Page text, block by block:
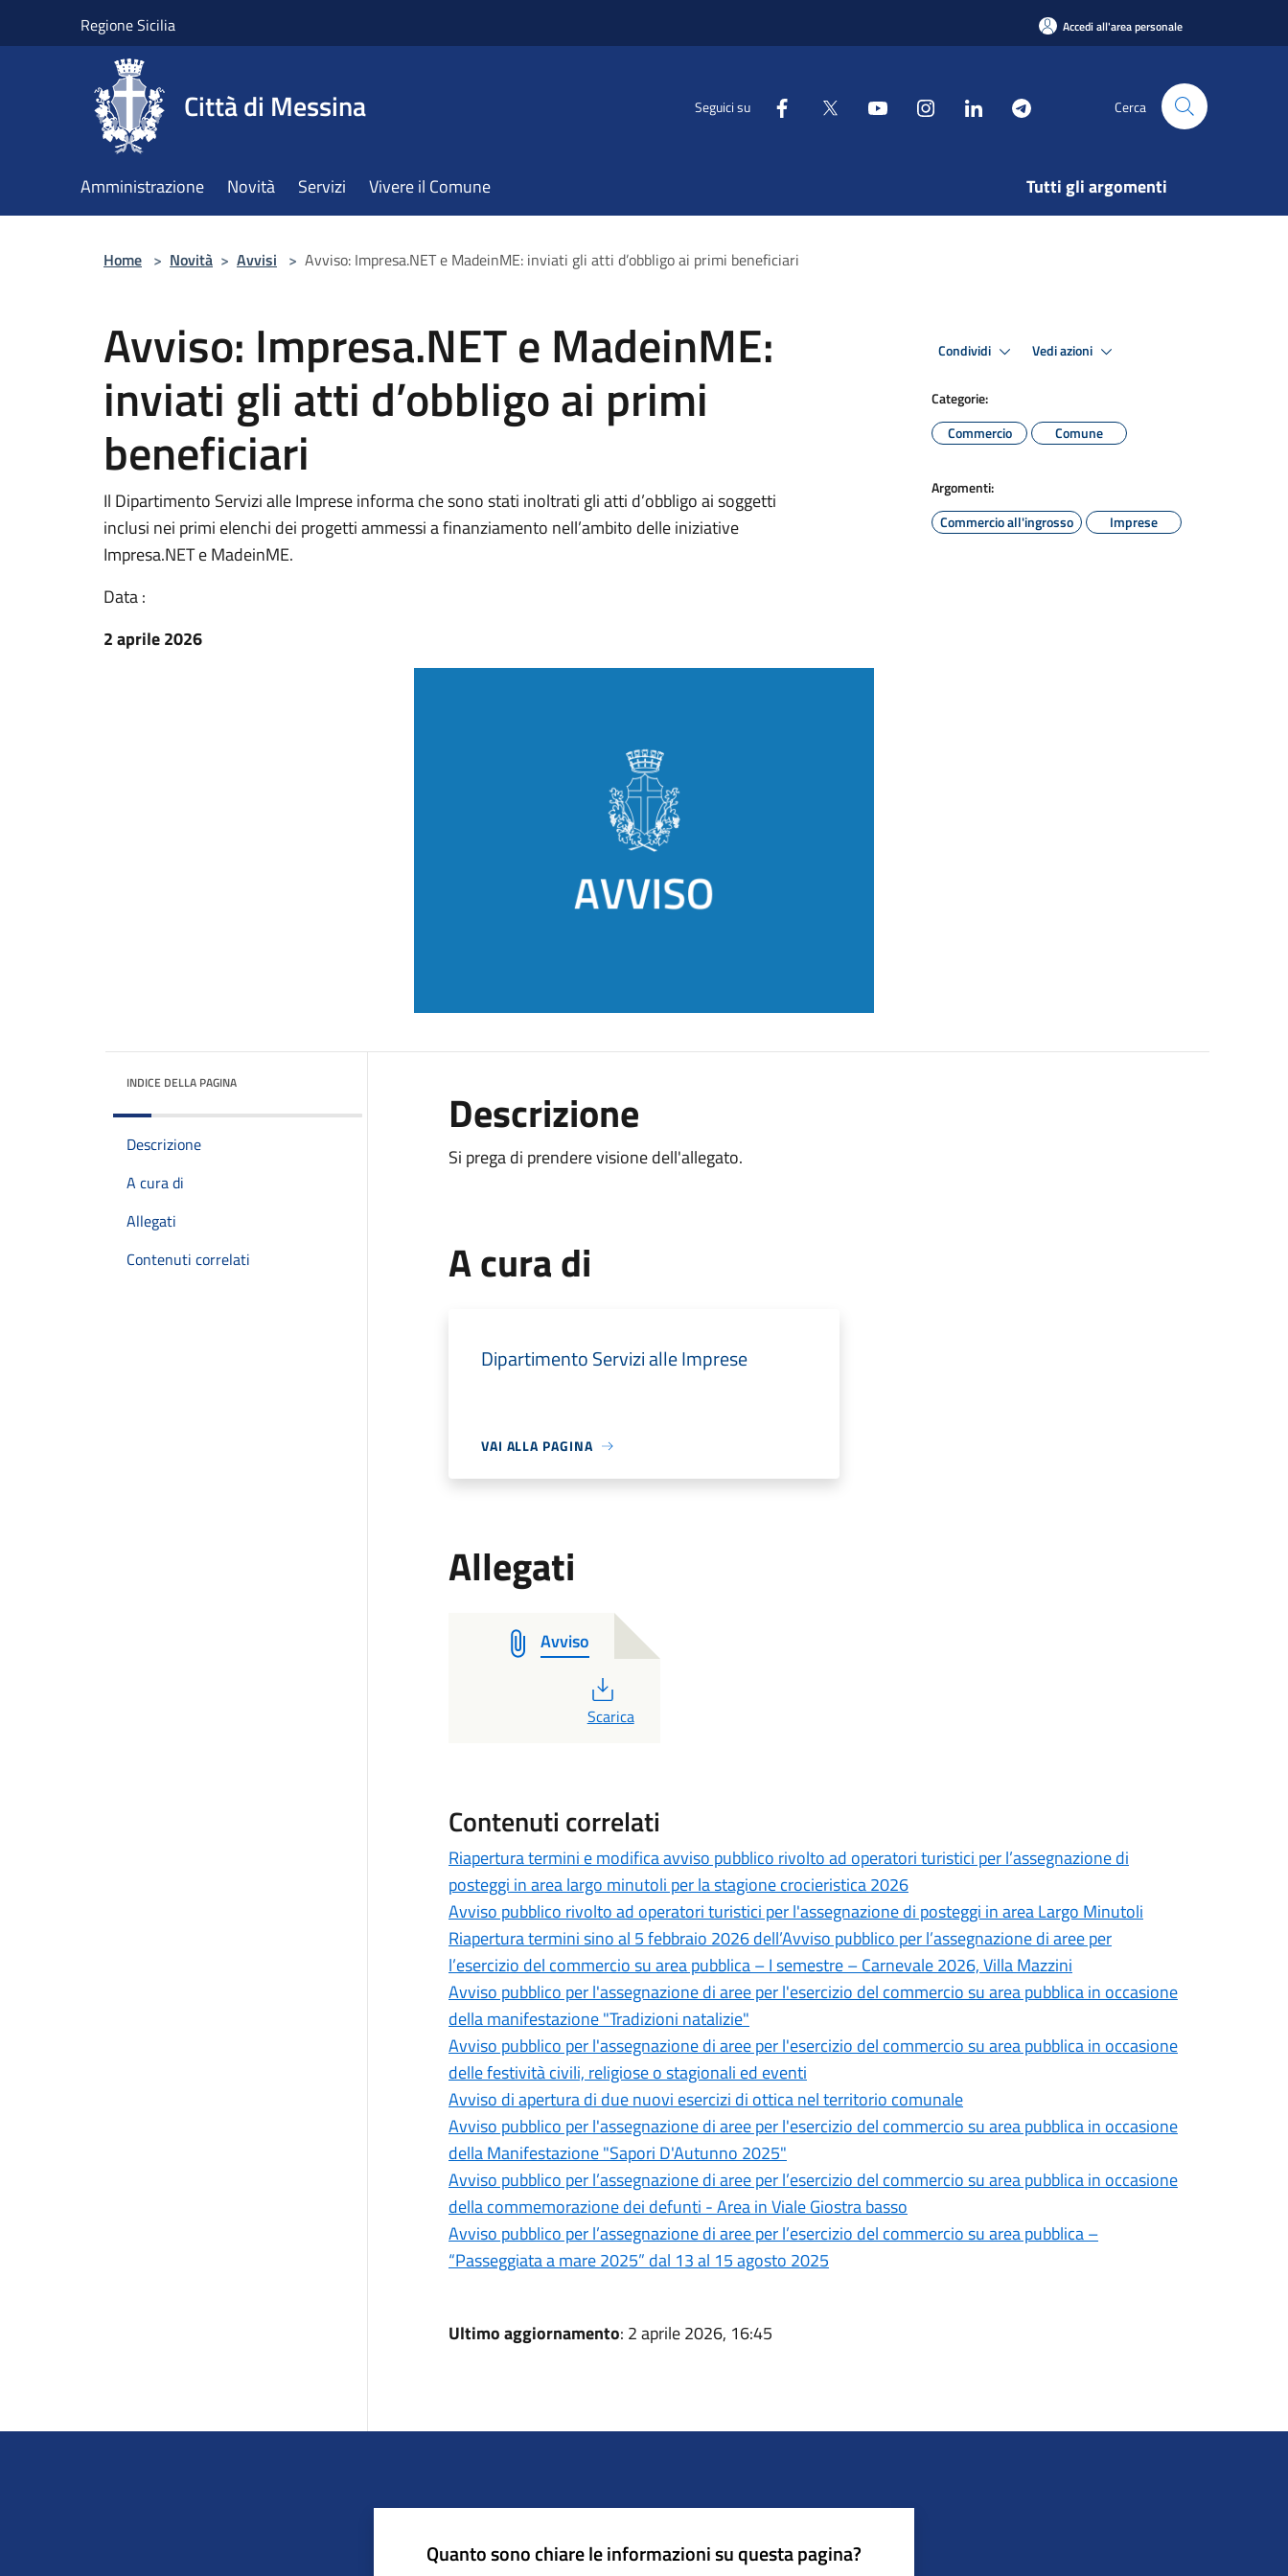
Regione Sicilia Accedi all'area personale
Città di Messina Seguici su Cerca
Amministrazione Novità Servizi Vivere il Comune Tutti gli argomenti
Home > Novità > Avvisi > Avviso: Impresa.NET e MadeinME: inviati gli atti d’obbligo ai primi beneficiari
Avviso: Impresa.NET e MadeinME:
inviati gli atti d’obbligo ai primi
beneficiari
Il Dipartimento Servizi alle Imprese informa che sono stati inoltrati gli atti d’obbligo ai soggetti
inclusi nei primi elenchi dei progetti ammessi a finanziamento nell’ambito delle iniziative
Impresa.NET e MadeinME.
Data :
2 aprile 2026
Condividi Vedi azioni
Categorie:
Commercio
Comune
Argomenti:
Commercio all'ingrosso
Imprese
INDICE DELLA PAGINA
Descrizione
A cura di
Allegati
Contenuti correlati
Descrizione
Si prega di prendere visione dell'allegato.
A cura di
Dipartimento Servizi alle Imprese
VAI ALLA PAGINA
Allegati
Avviso
PDF
Scarica
Contenuti correlati
Riapertura termini e modifica avviso pubblico rivolto ad operatori turistici per l’assegnazione di
posteggi in area largo minutoli per la stagione crocieristica 2026
Avviso pubblico rivolto ad operatori turistici per l'assegnazione di posteggi in area Largo Minutoli
Riapertura termini sino al 5 febbraio 2026 dell’Avviso pubblico per l’assegnazione di aree per
l’esercizio del commercio su area pubblica – I semestre – Carnevale 2026, Villa Mazzini
Avviso pubblico per l'assegnazione di aree per l'esercizio del commercio su area pubblica in occasione
della manifestazione "Tradizioni natalizie"
Avviso pubblico per l'assegnazione di aree per l'esercizio del commercio su area pubblica in occasione
delle festività civili, religiose o stagionali ed eventi
Avviso di apertura di due nuovi esercizi di ottica nel territorio comunale
Avviso pubblico per l'assegnazione di aree per l'esercizio del commercio su area pubblica in occasione
della Manifestazione "Sapori D'Autunno 2025"
Avviso pubblico per l’assegnazione di aree per l’esercizio del commercio su area pubblica in occasione
della commemorazione dei defunti - Area in Viale Giostra basso
Avviso pubblico per l’assegnazione di aree per l’esercizio del commercio su area pubblica –
“Passeggiata a mare 2025” dal 13 al 15 agosto 2025
Ultimo aggiornamento: 2 aprile 2026, 16:45
Quanto sono chiare le informazioni su questa pagina?